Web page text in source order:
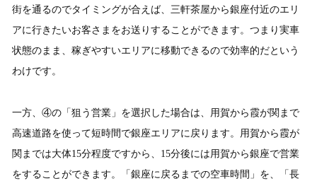
街を通るのでタイミングが合えば、三軒茶屋から銀座付近のエリ
アに行きたいお客さまをお送りすることができます。つまり実車
状態のまま、稼ぎやすいエリアに移動できるので効率的だという
わけです。
一方、④の「狙う営業」を選択した場合は、用賀から霞が関まで
高速道路を使って短時間で銀座エリアに戻ります。用賀から霞が
関までは大体15分程度ですから、15分後には用賀から銀座で営業
をすることができます。「銀座に戻るまでの空車時間」を、「長